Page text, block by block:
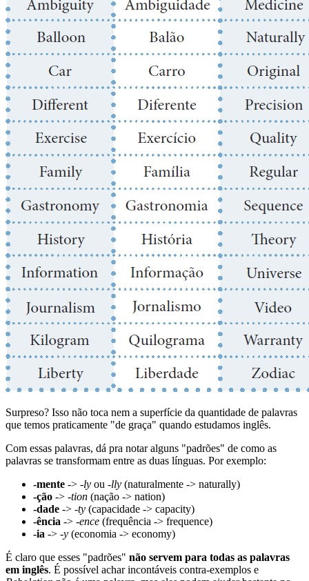
Surpreso? Isso não toca nem a superfície da quantidade de palavras
que temos praticamente "de graça" quando estudamos inglês.
Com essas palavras, dá pra notar alguns "padrões" de como as
palavras se transformam entre as duas línguas. Por exemplo:
-mente -> -ly ou -lly (naturalmente -> naturally)
-ção -> -tion (nação -> nation)
-dade -> -ty (capacidade -> capacity)
-ência -> -ence (frequência -> frequence)
-ia -> -y (economia -> economy)
É claro que esses "padrões" não servem para todas as palavras
em inglês. É possível achar incontáveis contra-exemplos e